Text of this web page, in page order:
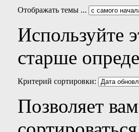
Отображать темы ...
Используйте
старше
Критерий сортировки:
Позволяет